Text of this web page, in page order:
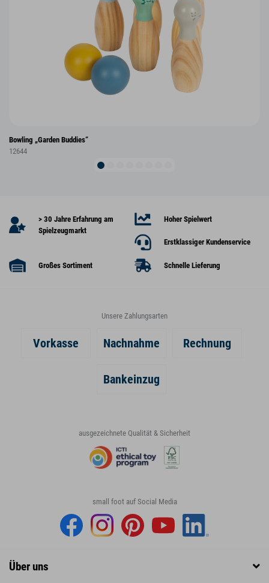
Bowling „Garden Buddies“
12644
> 30 Jahre Erfahrung am
Spielzeugmarkt
Hoher Spielwert
Erstklassiger Kundenservice
Großes Sortiment Schnelle Lieferung
Unsere Zahlungsarten
Vorkasse Nachnahme Rechnung
Bankeinzug
ausgezeichnete Qualität & Sicherheit
small foot auf Social Media
Über uns